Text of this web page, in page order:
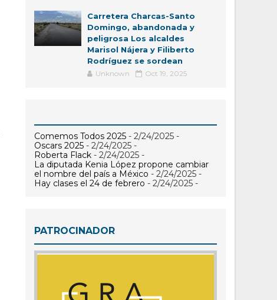
Carretera Charcas-Santo
Domingo, abandonada y
peligrosa Los alcaldes
Marisol Nájera y Filiberto
Rodríguez se sordean
Unknown Oct 19, 2025
Comemos Todos 2025 - 2/24/2025 -
Oscars 2025 - 2/24/2025 -
Roberta Flack - 2/24/2025 -
La diputada Kenia López propone cambiar
el nombre del país a México - 2/24/2025 -
Hay clases el 24 de febrero - 2/24/2025 -
PATROCINADOR